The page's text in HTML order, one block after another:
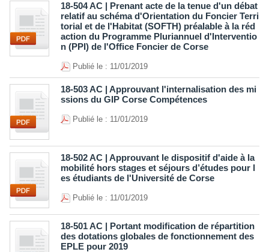
18-504 AC | Prenant acte de la tenue d'un débat
relatif au schéma d'Orientation du Foncier Terri
torial et de l'Habitat (SOFTH) préalable à la réd
action du Programme Pluriannuel d'Interventio
n (PPI) de l'Office Foncier de Corse
Publié le : 11/01/2019
18-503 AC | Approuvant l'internalisation des mi
ssions du GIP Corse Compétences
Publié le : 11/01/2019
18-502 AC | Approuvant le dispositif d'aide à la
mobilité hors stages et séjours d’études pour l
es étudiants de l'Université de Corse
Publié le : 11/01/2019
18-501 AC | Portant modification de répartition
des dotations globales de fonctionnement des
EPLE pour 2019